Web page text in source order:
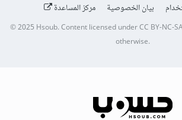
بيان الخصوصية مركز المساعدة
© 2025Hsoub.Content licensed underCC BY-NC-
otherwise.